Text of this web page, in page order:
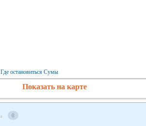
Где остановиться Сумы
Показать на карте
0